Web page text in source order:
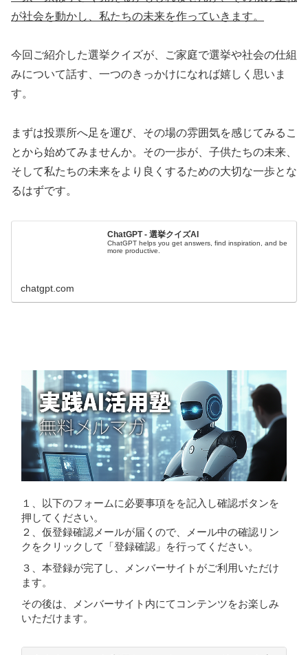
が社会を動かし、私たちの未来を作っていきます。
今回ご紹介した選挙クイズが、ご家庭で選挙や社会の仕組
みについて話す、一つのきっかけになれば嬉しく思いま
す。
まずは投票所へ足を運び、その場の雰囲気を感じてみるこ
とから始めてみませんか。その一歩が、子供たちの未来、
そして私たちの未来をより良くするための大切な一歩とな
るはずです。
ChatGPT - 選挙クイズAI
ChatGPT helps you get answers, find inspiration, and be
more productive.
chatgpt.com